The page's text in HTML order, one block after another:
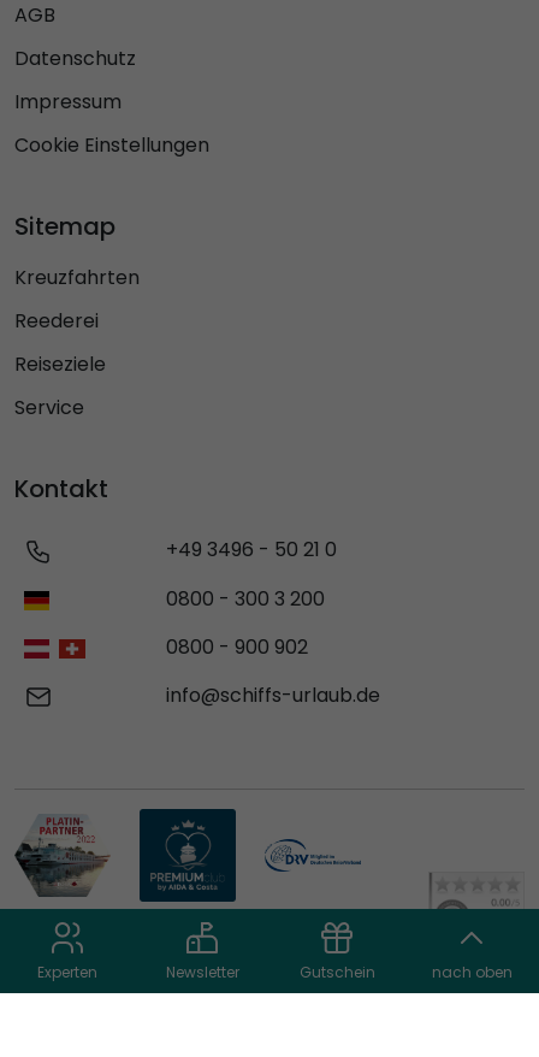
Experten Newsletter Gutschein nach oben
AGB
Datenschutz
Impressum
Cookie Einstellungen
Sitemap
Kreuzfahrten
Reederei
Reiseziele
Service
Kontakt
+49 3496 - 50 21 0
0800 - 300 3 200
0800 - 900 902
info@schiffs-urlaub.de